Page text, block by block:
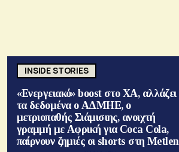
INSIDE STORIES
«Ενεργειακό» boost στο ΧΑ, αλλάζει
τα δεδομένα ο ΑΔΜΗΕ, ο
μετριοπαθής Σιάμισιης, ανοιχτή
γραμμή με Αφρική για Coca Cola,
παίρνουν ζημιές οι shorts στη Metlen